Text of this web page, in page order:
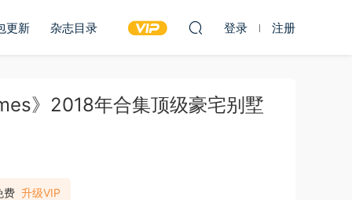
更新 杂志目录 登录 注册
》2018年合集顶级豪宅别墅
费 升级VIP